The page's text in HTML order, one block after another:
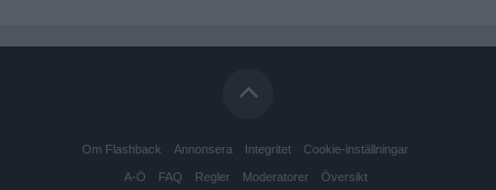
Om Flashback Annonsera Integritet Cookie-inställningar
A-Ö FAQ Regler Moderatorer Översikt